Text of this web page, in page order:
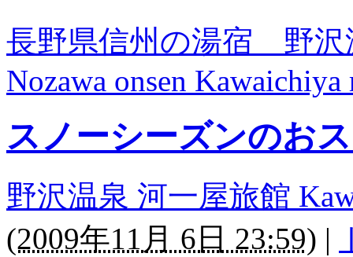
長野県信州の湯宿 野沢
Nozawa onsen Kawaichiya
スノーシーズンのお
野沢温泉 河一屋旅館
(2009年11月 6日 23:59) |